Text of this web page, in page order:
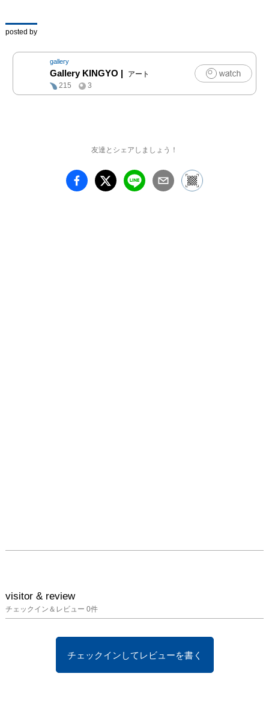
posted by
gallery
Gallery KINGYO |
アート
215
3
友達とシェアしましょう！
visitor & review
チェックイン＆レビュー 0件
チェックインしてレビューを書く